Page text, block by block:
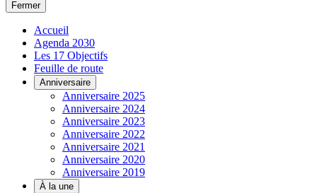
Fermer
Accueil
Agenda 2030
Les 17 Objectifs
Feuille de route
Anniversaire
Anniversaire 2025
Anniversaire 2024
Anniversaire 2023
Anniversaire 2022
Anniversaire 2021
Anniversaire 2020
Anniversaire 2019
À la une